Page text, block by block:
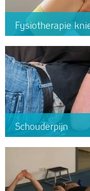
Fysiotherapie
Schouderpijn